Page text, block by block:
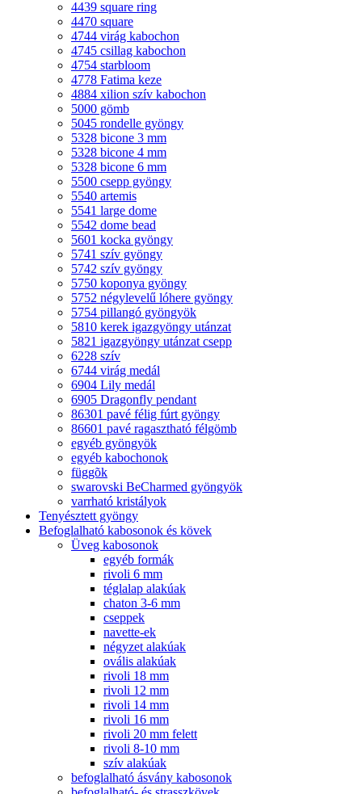
4439 square ring
4470 square
4744 virág kabochon
4745 csillag kabochon
4754 starbloom
4778 Fatima keze
4884 xilion szív kabochon
5000 gömb
5045 rondelle gyöngy
5328 bicone 3 mm
5328 bicone 4 mm
5328 bicone 6 mm
5500 csepp gyöngy
5540 artemis
5541 large dome
5542 dome bead
5601 kocka gyöngy
5741 szív gyöngy
5742 szív gyöngy
5750 koponya gyöngy
5752 négylevelű lóhere gyöngy
5754 pillangó gyöngyök
5810 kerek igazgyöngy utánzat
5821 igazgyöngy utánzat csepp
6228 szív
6744 virág medál
6904 Lily medál
6905 Dragonfly pendant
86301 pavé félig fúrt gyöngy
86601 pavé ragasztható félgömb
egyéb gyöngyök
egyéb kabochonok
függõk
swarovski BeCharmed gyöngyök
varrható kristályok
Tenyésztett gyöngy
Befoglalható kabosonok és kövek
Üveg kabosonok
egyéb formák
rivoli 6 mm
téglalap alakúak
chaton 3-6 mm
cseppek
navette-ek
négyzet alakúak
ovális alakúak
rivoli 18 mm
rivoli 12 mm
rivoli 14 mm
rivoli 16 mm
rivoli 20 mm felett
rivoli 8-10 mm
szív alakúak
befoglalható ásvány kabosonok